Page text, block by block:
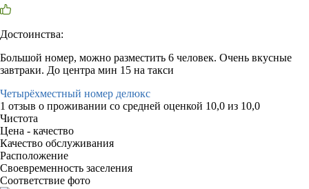
Достоинства:
Большой номер, можно разместить 6 человек. Очень вкусные
завтраки. До центра мин 15 на такси
Четырёхместный номер делюкс
1 отзыв о проживании со средней оценкой 10,0 из 10,0
Чистота
Цена - качество
Качество обслуживания
Расположение
Своевременность заселения
Соответствие фото